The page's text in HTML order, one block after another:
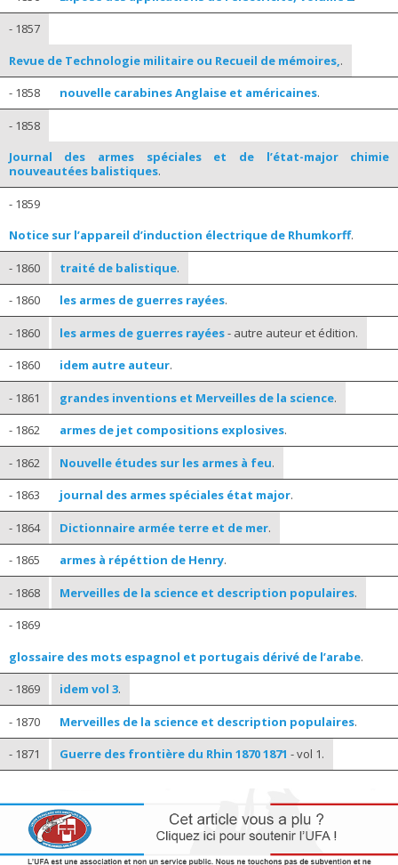
- 1857
Revue de Technologie militaire ou Recueil de mémoires,.
- 1858 nouvelle carabines Anglaise et américaines.
- 1858
Journal des armes spéciales et de l’état-major chimie
nouveautées balistiques.
- 1859
Notice sur l’appareil d’induction électrique de Rhumkorff.
- 1860 traité de balistique.
- 1860 les armes de guerres rayées.
- 1860 les armes de guerres rayées- autre auteur et édition.
- 1860 idem autre auteur.
- 1861 grandes inventions et Merveilles de la science.
- 1862 armes de jet compositions explosives.
- 1862 Nouvelle études sur les armes à feu.
- 1863 journal des armes spéciales état major.
- 1864 Dictionnaire armée terre et de mer.
- 1865 armes à répéttion de Henry.
- 1868 Merveilles de la science et description populaires.
- 1869
glossaire des mots espagnol et portugais dérivé de l’arabe.
- 1869 idem vol 3.
- 1870 Merveilles de la science et description populaires.
- 1871 Guerre des frontière du Rhin 1870 1871 - vol 1.